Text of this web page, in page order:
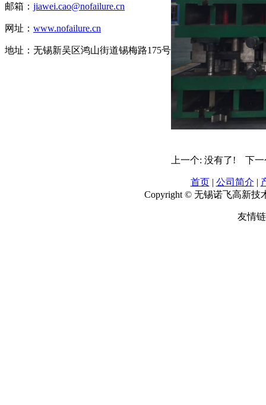
邮箱： jiawei.cao@nofailure.cn
网址： www.nofailure.cn
地址：无锡新吴区鸿山街道锡梅路175号
上一个: 没有了! 下
首页| 公司简介 |
Copyright © 无锡诺飞高新技
友情